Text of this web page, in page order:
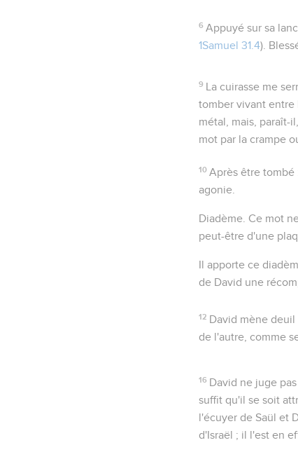
6 Appuyé sur sa
1Samuel 31.4).
9 La cuirasse me
tomber vivant entre
métal, mais, paraît-
mot par la crampe
10 Après être tombé
agonie.
Diadème . Ce mot
peut-être d'une
Il apporte ce
de David une
12 David mène
de l'autre, comme
16 David ne juge
suffit qu'il se soit
l'écuyer de Saül et
d'Israël ; il l'est en